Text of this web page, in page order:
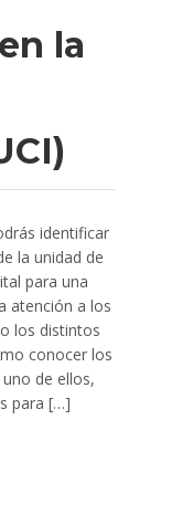
la
identificar
la unidad de
para una
atención a los
los distintos
conocer los
de ellos,
para […]